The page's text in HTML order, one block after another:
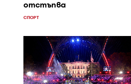
отстъпва
СПОРТ